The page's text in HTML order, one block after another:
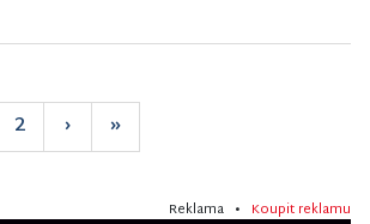
2 › »
Reklama • Koupit reklamu